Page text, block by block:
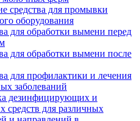
средства для промывки
оборудования
для обработки вымени перед
для обработки вымени после
для профилактики и лечения
заболеваний
дезинфицирующих и
средств для различных